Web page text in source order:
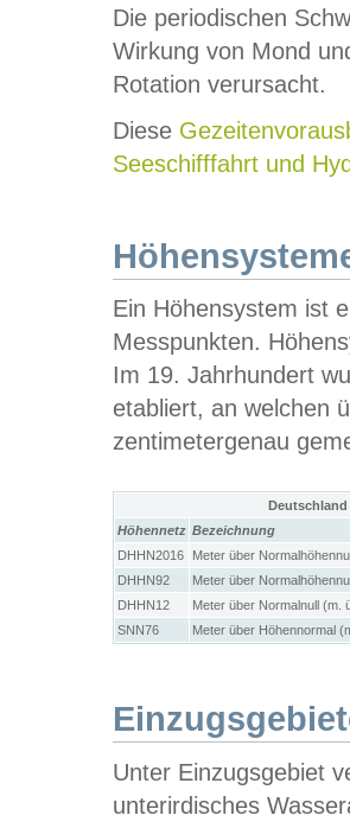
Die periodischen
Wirkung von Mond
Rotation verursacht.
Diese
Seeschifffahrt und
Ein Höhensystem ist
Messpunkten.
Im 19. Jahrhundert
etabliert, an welchen
zentimetergenau
Höhennetz Bezeichnung
DHHN2016
Meter über
DHHN92
Meter über
DHHN12
Meter über Normalnull (m.
SNN76
Meter über Höhennormal
Unter Einzugsgebiet
unterirdisches